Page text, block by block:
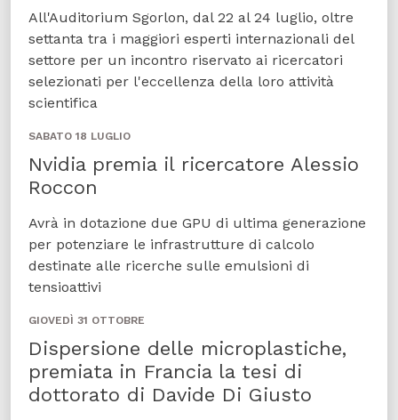
All'Auditorium Sgorlon, dal 22 al 24 luglio, oltre
settanta tra i maggiori esperti internazionali del
settore per un incontro riservato ai ricercatori
selezionati per l'eccellenza della loro attività
scientifica
SABATO 18 LUGLIO
Nvidia premia il ricercatore Alessio
Roccon
Avrà in dotazione due GPU di ultima generazione
per potenziare le infrastrutture di calcolo
destinate alle ricerche sulle emulsioni di
tensioattivi
GIOVEDÌ 31 OTTOBRE
Dispersione delle microplastiche,
premiata in Francia la tesi di
dottorato di Davide Di Giusto